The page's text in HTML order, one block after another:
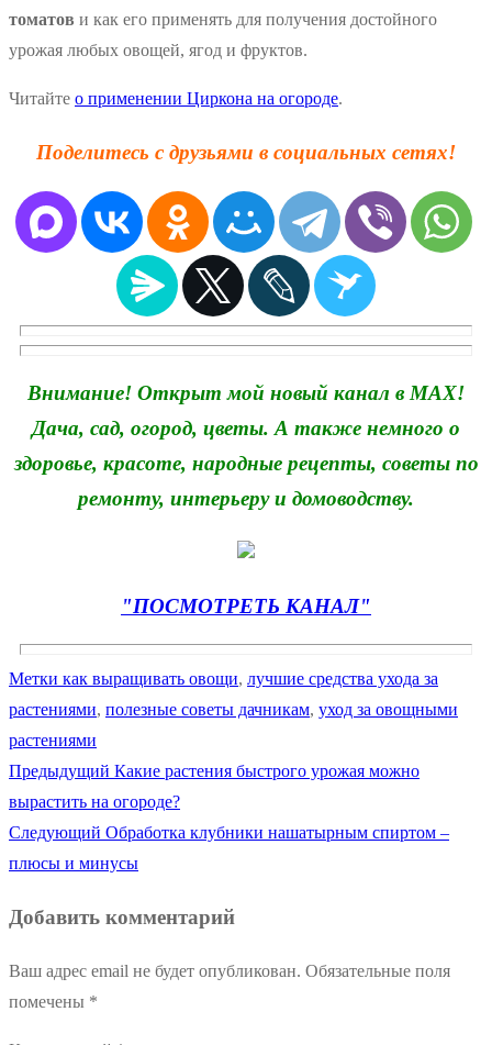
томатов и как его применять для получения достойного
урожая любых овощей, ягод и фруктов.
Читайте о применении Циркона на огороде.
Поделитесь с друзьями в социальных сетях!
Внимание! Открыт мой новый канал в MAX!
Дача, сад, огород, цветы. А также немного о
здоровье, красоте, народные рецепты, советы по
ремонту, интерьеру и домоводству.
"ПОСМОТРЕТЬ КАНАЛ"
Метки как выращивать овощи, лучшие средства ухода за
растениями, полезные советы дачникам, уход за овощными
растениями
Навигация
по
записям
Предыдущий Предыдущая
запись:
Какие растения быстрого урожая можно
вырастить на огороде?
Следующий Следующая
запись:
Обработка клубники нашатырным спиртом –
плюсы и минусы
Добавить комментарий
Ваш адрес email не будет опубликован. Обязательные поля
помечены *